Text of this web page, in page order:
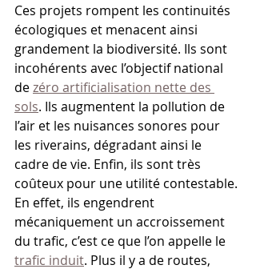
Ces projets rompent les continuités
écologiques et menacent ainsi
grandement la biodiversité. Ils sont
incohérents avec l’objectif national
de zéro artificialisation nette des
sols. Ils augmentent la pollution de
l’air et les nuisances sonores pour
les riverains, dégradant ainsi le
cadre de vie. Enfin, ils sont très
coûteux pour une utilité contestable.
En effet, ils engendrent
mécaniquement un accroissement
du trafic, c’est ce que l’on appelle le
trafic induit. Plus il y a de routes,